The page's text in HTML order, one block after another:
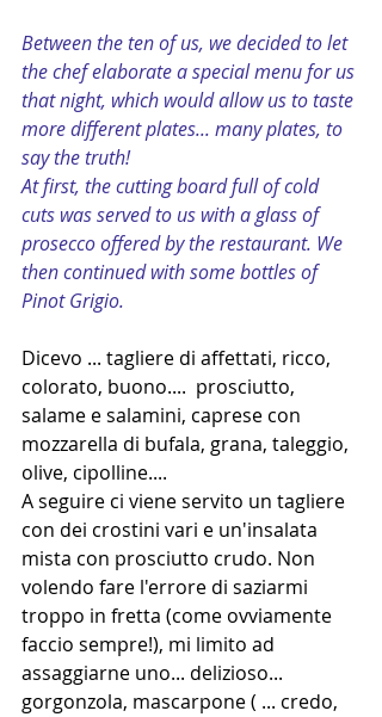
Between the ten of us, we decided to let
the chef elaborate a special menu for us
that night, which would allow us to taste
more different plates... many plates, to
say the truth!
At first, the cutting board full of cold
cuts was served to us with a glass of
prosecco offered by the restaurant. We
then continued with some bottles of
Pinot Grigio.
Dicevo ... tagliere di affettati, ricco,
colorato, buono....  prosciutto,
salame e salamini, caprese con
mozzarella di bufala, grana, taleggio,
olive, cipolline....
A seguire ci viene servito un tagliere
con dei crostini vari e un'insalata
mista con prosciutto crudo. Non
volendo fare l'errore di saziarmi
troppo in fretta (come ovviamente
faccio sempre!), mi limito ad
assaggiarne uno... delizioso...
gorgonzola, mascarpone ( ... credo,